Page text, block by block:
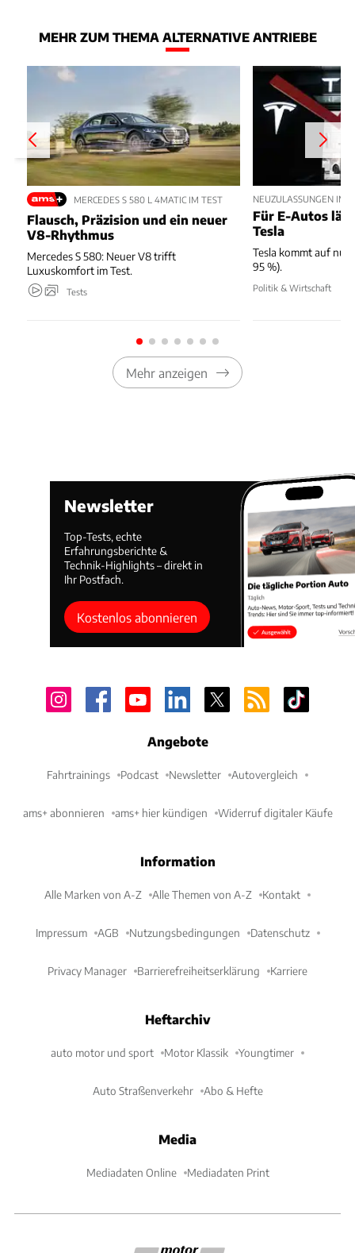
MEHR ZUM THEMA ALTERNATIVE ANTRIEBE
MERCEDES S 580 L 4MATIC IM TEST
Flausch, Präzision und ein neuer
V8-Rhythmus
Mercedes S 580: Neuer V8 trifft
Luxuskomfort im Test.
Tests
NEUZULASSUNGEN IM
Für E-Autos
Tesla
Tesla kommt auf nur
95 %).
Politik & Wirtschaft
Mehr anzeigen
Newsletter
Top-Tests, echte
Erfahrungsberichte &
Technik-Highlights – direkt in
Ihr Postfach.
Kostenlos abonnieren
Angebote
Fahrtrainings Podcast Newsletter Autovergleich
ams+ abonnieren ams+ hier kündigen Widerruf digitaler Käufe
Information
Alle Marken von A-Z Alle Themen von A-Z Kontakt
Impressum AGB Nutzungsbedingungen Datenschutz
Privacy Manager Barrierefreiheitserklärung Karriere
Heftarchiv
auto motor und sport Motor Klassik Youngtimer
Auto Straßenverkehr Abo & Hefte
Media
Mediadaten Online Mediadaten Print